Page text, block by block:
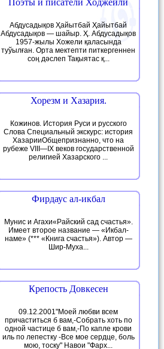
Поэты и писатели Ходжейли
Абдусадықов Ҳайытбай Ҳайытбай
Абдусадықов — шайыр. Ҳ. Абдусадықов
1957-жылы Хожели қаласында
туўылған. Орта мектепти питкергеннен
соң дәслеп Тақыятас қ...
Хорезм и Хазария.
Кожинов. История Руси и русского
Слова Специальный экскурс: история
ХазарииОбщепризнанно, что на
рубеже VIII—IX веков государственной
религией Хазарского ...
Фирдаус ал-икбал
Мунис и Агахи«Райский сад счастья».
Имеет второе название — «Икбал-
наме» (*** «Книга счастья»). Автор —
Шир-Муха...
Крепость Довкесен
09.12.2001"Моей любви всем
причаститься б вам,-Собрать хоть по
одной частице б вам,-По капле крови
иль по лепестку -Все мое сердце, боль
мою, тоску" Навои "Фарх...